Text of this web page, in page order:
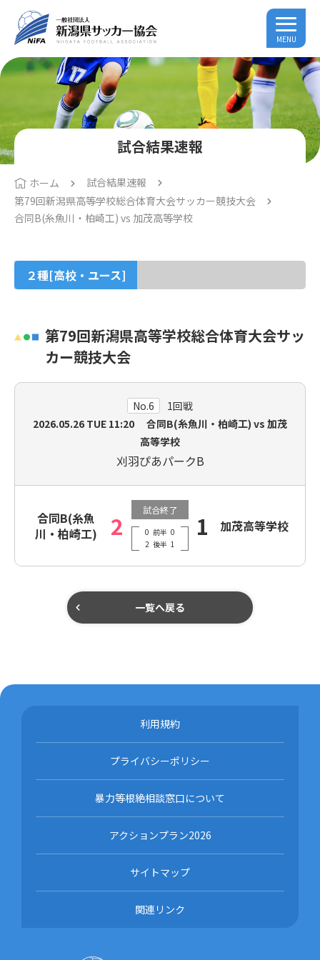
MENU
試合結果速報
ホーム
試合結果速報
第79回新潟県高等学校総合体育大会サッカー競技大会
合同B(糸魚川・柏崎工) vs 加茂高等学校
２種[高校・ユース]
第79回新潟県高等学校総合体育大会サッ
カー競技大会
No.6
1回戦
2026.05.26 TUE 11:20 合同B(糸魚川・柏崎工) vs 加茂
高等学校
刈羽ぴあパークB
合同B(糸魚
川・柏崎工)
2
試合終了
0 前半 0
2 後半 1
1 加茂高等学校
一覧へ戻る
利用規約
プライバシーポリシー
暴力等根絶相談窓口について
アクションプラン2026
サイトマップ
関連リンク